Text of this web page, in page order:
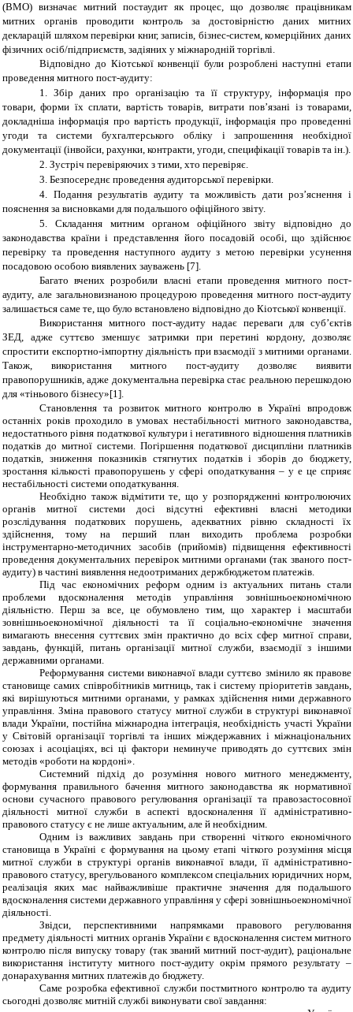
(ВМО) визначає митний постаудит якпроцес, що дозволяє працівникам
митних органів проводити контроль за достовірністю даних митних
декларацій шляхом перевірки книг, записів, бізнес-систем, комерційних даних
фізичних осіб/підприємств, задіяних у міжнародній торгівлі.
Відповідно до Кіотської конвенції були розроблені наступні етапи
проведення митного пост-аудиту:
1. Збір даних про організацію та її структуру, інформація про
товари, форми їх сплати, вартість товарів, витрати пов’язані із товарами,
докладніша інформація про вартість продукції, інформація про проведенні
угоди та системи бухгалтерського обліку і запрошенння необхідної
документації (інвойси, рахунки, контракти, угоди, специфікації товарів та ін.).
2. Зустріч перевіряючих з тими, хто перевіряє.
3. Безпосереднє проведення аудиторської перевірки.
4. Подання результатів аудиту та можливість дати роз’яснення і
пояснення за висновками для подальшого офіційного звіту.
5.
Складання митним органом офіційного звіту відповідно до
законодавства країни і представлення його посадовій особі, що здійснює
перевірку та проведення наступного аудиту з метою перевірки усунення
посадовою особою виявлених зауважень [7].
Багато вчених розробили власні етапи проведення митного пост-
аудиту, але загальновизнаною процедурою проведення митного пост-аудиту
залишається саме те, що було встановлено відповідно до Кіотської конвенції.
Використання митного пост-аудиту надає переваги для суб’єктів
ЗЕД, адже суттєво зменшує затримки при перетині кордону, дозволяє
спростити експортно-імпортну діяльність при взаємодії з митними органами.
Також, використання митного пост-аудиту дозволяє виявити
правопорушників, адже документальна перевірка стає реальною перешкодою
для «тіньового бізнесу»[1].
Становлення та розвиток митного контролю в Україні впродовж
останніх років проходило в умовах нестабільності митного законодавства,
недостатнього рівня податкової культури і негативного відношення платників
податків до митної системи. Погіршення податкової дисципліни платників
податків, зниження показників стягнутих податків і зборів до бюджету,
зростання кількості правопорушень у сфері оподаткування – у е це сприяє
нестабільності системи оподаткування.
Необхідно також відмітити те, що у розпорядженні контролюючих
органів митної системи досі відсутні ефективні власні методики
розслідування податкових порушень, адекватних рівню складності їх
здійснення, тому на перший план виходить проблема розробки
інструментарно-методичних засобів (прийомів) підвищення ефективності
проведення документальних перевірок митними органами (так званого пост-
аудиту) в частині виявлення недоотриманих держбюджетом платежів.
Під час економічних реформ одним із актуальних питань стали
проблеми вдосконалення методів управління зовнішньоекономічною
діяльністю. Перш за все, це обумовлено тим, що характер і масштаби
зовнішньоекономічної діяльності та її соціально-економічне значення
вимагають внесення суттєвих змін практично до всіх сфер митної справи,
завдань, функцій, питань організації митної служби, взаємодії з іншими
державними органами.
Реформування системи виконавчої влади суттєво змінило як правове
становище самих співробітників митниць, так і систему пріоритетів завдань,
які вирішуються митними органами, у рамках здійснення ними державного
управління. Зміна правового статусу митної служби в структурі виконавчої
влади України, постійна міжнародна інтеграція, необхідність участі України
у Світовій організації торгівлі та інших міждержавних і міжнаціональних
союзах і асоціаціях, всі ці фактори неминуче приводять до суттєвих змін
методів «роботи на кордоні».
Системний підхід до розуміння нового митного менеджменту,
формування правильного бачення митного законодавства як нормативної
основи сучасного правового регулювання організації та правозастосовної
діяльності митної служби в аспекті вдосконалення її адміністративно-
правового статусу є не лише актуальним, але й необхідним.
Одним із важливих завдань при створенні чіткого економічного
становища в Україні є формування на цьому етапі чіткого розуміння місця
митної служби в структурі органів виконавчої влади, її адміністративно-
правового статусу, врегульованого комплексом спеціальних юридичних норм,
реалізація яких має найважливіше практичне значення для подальшого
вдосконалення системи державного управління у сфері зовнішньоекономічної
діяльності.
Звідси, перспективними напрямками правового регулювання
предмету діяльності митних органів України є вдосконалення систем митного
контролю після випуску товару (так званий митний пост-аудит), раціональне
використання інституту митного пост-аудиту окрім прямого результату –
донарахування митних платежів до бюджету.
Саме розробка ефективної служби постмитного контролю та аудиту
сьогодні дозволяє митній службі виконувати свої завдання: